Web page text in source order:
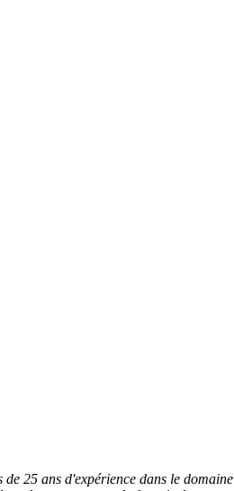
25 ans d'expérience dans le